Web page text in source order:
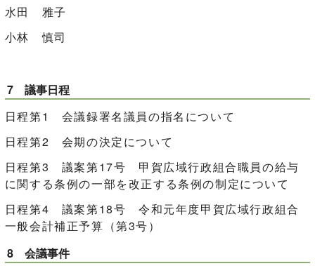
水田 雅子
小林 慎司
7 議事日程
日程第1 会議録署名議員の指名について
日程第2 会期の決定について
日程第3 議案第17号 甲賀広域行政組合職員の給与
に関する条例の一部を改正する条例の制定について
日程第4 議案第18号 令和元年度甲賀広域行政組合
一般会計補正予算（第3号）
8 会議事件